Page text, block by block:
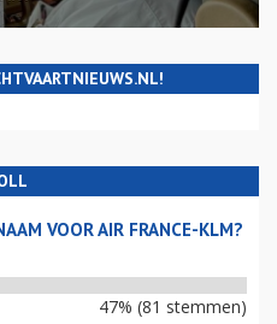
VOOR AIR FRANCE-KLM?
47% (81 stemmen)